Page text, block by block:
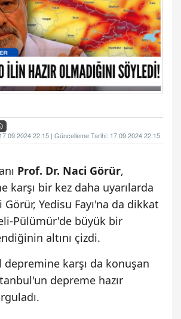
22:15 | Güncelleme Tarihi: 17.09.2024 22:15
Prof. Dr. Naci Görür,
karşı bir kez daha uyarılarda
Yedisu Fayı'na da dikkat
Pülümür'de büyük bir
altını çizdi.
depremine karşı da konuşan
depreme hazır